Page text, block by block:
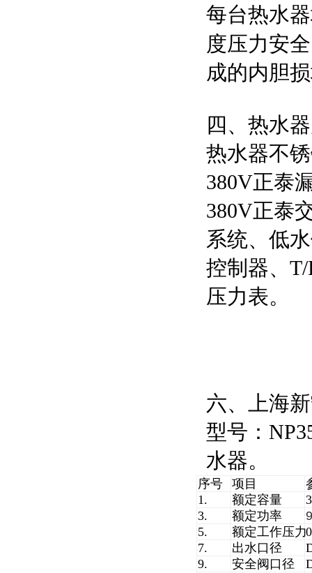
每台热水
度压力安
成的内胆
四、热水
热水器不
380V正泰
380V正泰
系统、低
控制器、
压力表。
六、上海
型号：
水器。
序号 项目
1.
额定容量
3.
额定功率
5.
额定工作压力
7.
出水口径
9.
安全阀口径